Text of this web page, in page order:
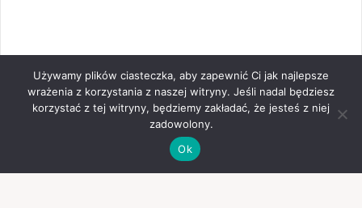
Używamy plików ciasteczka, aby zapewnić Ci jak najlepsze
wrażenia z korzystania z naszej witryny. Jeśli nadal będziesz
korzystać z tej witryny, będziemy zakładać, że jesteś z niej
zadowolony.
Ok